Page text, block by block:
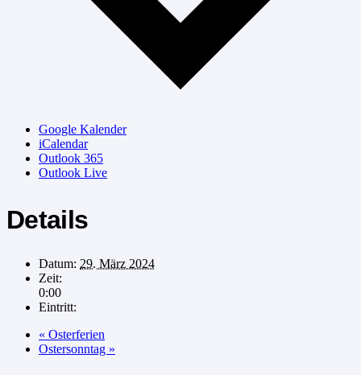
Google Kalender
iCalendar
Outlook 365
Outlook Live
Details
Datum: 29. März 2024
Zeit:
0:00
Eintritt:
« Osterferien
Ostersonntag »